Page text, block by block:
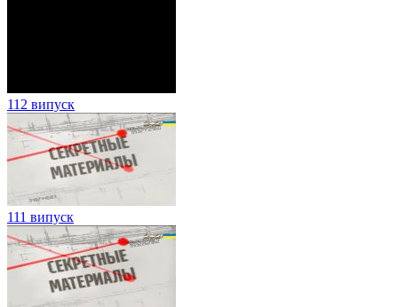
112 випуск
111 випуск